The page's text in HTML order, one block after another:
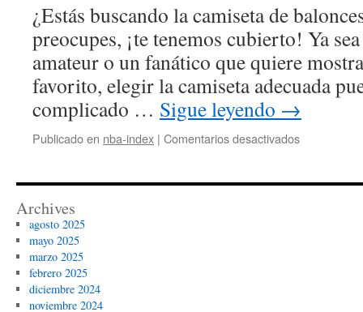
¿Estás buscando la camiseta de
preocupes, ¡te tenemos cubierto! Ya
amateur o un fanático que quiere
favorito, elegir la camiseta adecuada
complicado … Sigue leyendo →
Publicado en nba-index | Comentarios desactivadosen
baloncesto
Archives
agosto 2025
mayo 2025
marzo 2025
febrero 2025
diciembre 2024
noviembre 2024